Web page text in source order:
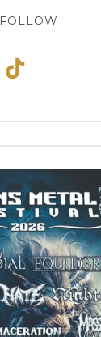
FOLLOW
TikTok